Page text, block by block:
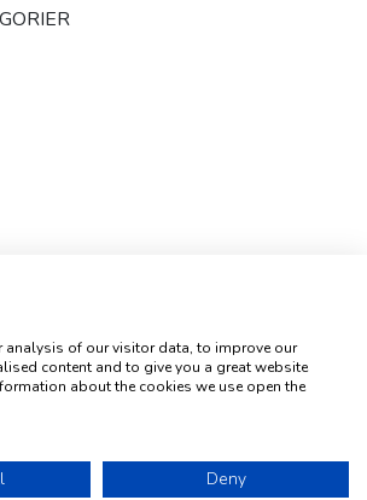
- Marielundvej 39 - DK-2730 Herlev -
- e-mail:b-h@buch-holm.dk- CVR-nr.:
DK-19993345
analysis of our visitor data, to improve our
content and to give you a great website
about the cookies we use open the
Deny